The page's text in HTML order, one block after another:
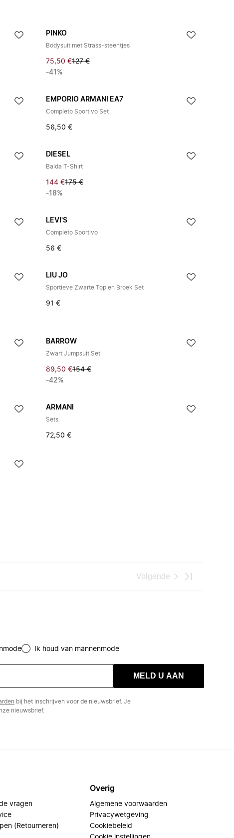
PINKO
Bodysuit met Strass-steentjes
75,50 €127 €
-41%
EMPORIO ARMANI EA7
Completo Sportivo Set
56,50 €
DIESEL
Balda T-Shirt
144 €175 €
-18%
LEVI'S
Completo Sportivo
56 €
LIU JO
Sportieve Zwarte Top en Broek Set
91 €
BARROW
Zwart Jumpsuit Set
89,50 €154 €
-42%
ARMANI
Sets
72,50 €
Volgende
Ik houd van mannenmode
MELD U AAN
bij het inschrijven voor de nieuwsbrief. Je
nieuwsbrief.
vragen
(Retourneren)
Overig
Algemene voorwaarden
Privacywetgeving
Cookiebeleid